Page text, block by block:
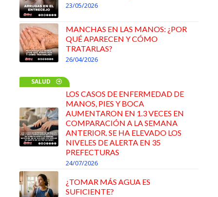
23/05/2026
MANCHAS EN LAS MANOS: ¿POR
QUÉ APARECEN Y CÓMO
TRATARLAS?
26/04/2026
SALUD
LOS CASOS DE ENFERMEDAD DE
MANOS, PIES Y BOCA
AUMENTARON EN 1.3 VECES EN
COMPARACIÓN A LA SEMANA
ANTERIOR. SE HA ELEVADO LOS
NIVELES DE ALERTA EN 35
PREFECTURAS
24/07/2026
¿TOMAR MÁS AGUA ES
SUFICIENTE?